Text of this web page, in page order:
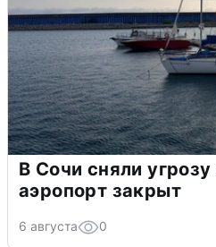
В Сочи сняли
аэропорт закрыт
6 августа 0